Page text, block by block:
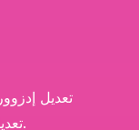
تعديل
تعديل تقاطعي يضم شخصيات من إدزوورلد.